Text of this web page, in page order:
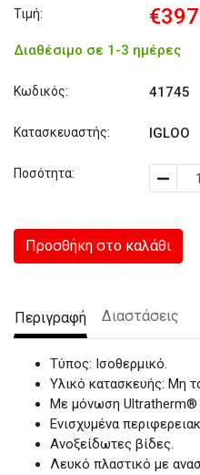
Τιμή:
Διαθέσιμο σε 1-3 ημέρες
Κωδικός: 41745
Κατασκευαστής: IGLOO
Ποσότητα:
Προσθήκη στο καλάθι
Περιγραφή Διαστάσεις
Τύπος: Ισοθερμικό.
Υλικό κατασκευής: Μη
Με μόνωση Ultratherm®
Eνισχυμένα
Ανοξείδωτες βίδες.
Λευκό πλαστικό με